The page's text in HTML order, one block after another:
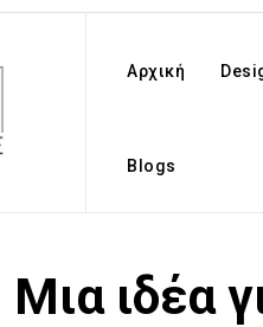
Αρχική
Blogs
Μια ιδέα